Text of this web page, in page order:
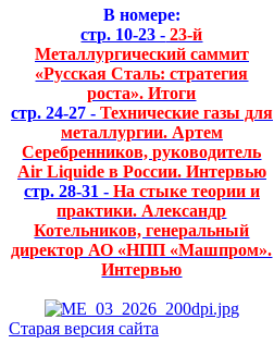
В номере:
стр. 10-23 - 23-й
Металлургический саммит
«Русская Сталь: стратегия
роста». Итоги
стр. 24-27 - Технические газы для
металлургии. Артем
Серебренников, руководитель
Air Liquide в России. Интервью
стр. 28-31 - На стыке теории и
практики. Александр
Котельников, генеральный
директор АО «НПП «Машпром».
Интервью
Старая версия сайта